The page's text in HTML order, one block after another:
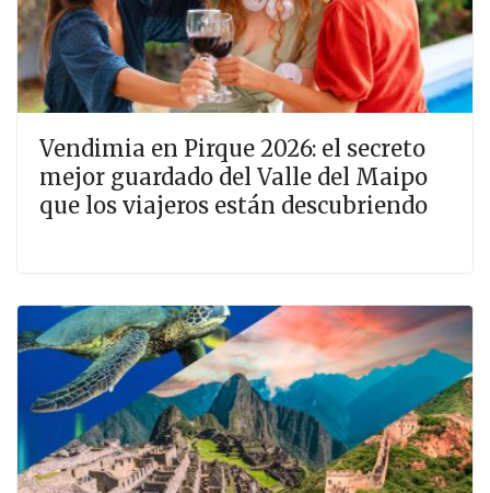
Vendimia en Pirque 2026: el secreto
mejor guardado del Valle del Maipo
que los viajeros están descubriendo